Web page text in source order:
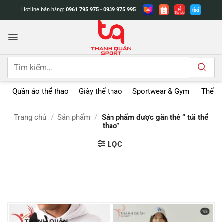
dung
Hotline bán hàng: 0961 795 975 - 0939 975 995
Tìm
Quần áo thể thao Giày thể thao Sportwear & Gym Thể
Trang chủ / Sản phẩm / Sản phẩm được gắn thẻ “ túi thể
thao”
LỌC